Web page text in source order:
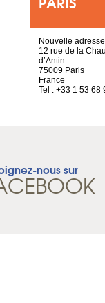
Nouvelle
12 rue de la
d’Antin
75009 Paris
France
Tel : +33 1 53 68
nous sur